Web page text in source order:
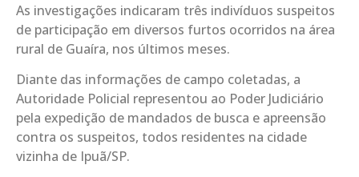
As investigações indicaram três indivíduos suspeitos
de participação em diversos furtos ocorridos na área
rural de Guaíra, nos últimos meses.
Diante das informações de campo coletadas, a
Autoridade Policial representou ao Poder Judiciário
pela expedição de mandados de busca e apreensão
contra os suspeitos, todos residentes na cidade
vizinha de Ipuã/SP.